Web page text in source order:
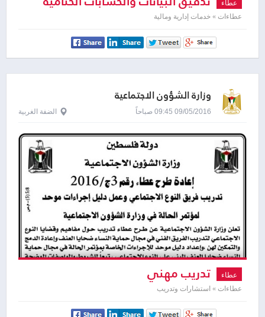
عطاء
عطاءات » خدمات إدارية ومالية
وزارة الشؤون الاجتماعية
09/05/2016 09:45 صباحاً الضفة الغربية
عطاء تدريب مهني
عطاءات » استشارات وتدريب